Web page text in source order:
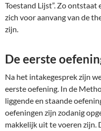
Toestand Lijst”. Zo ontstaat
zich voor aanvang van de
zijn.
De eerste
Na het intakegesprek zijn
eerste oefening. In de
liggende en staande
oefeningen zijn zodanig
makkelijk uit te voeren zijn.